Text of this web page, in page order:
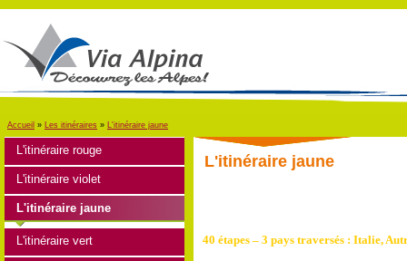
Accueil » Les itinéraires » L'itinéraire jaune
L'itinéraire rouge
L'itinéraire violet
L'itinéraire jaune
L'itinéraire vert
L'itinéraire jaune
40 étapes – 3 pays traversés : Italie,